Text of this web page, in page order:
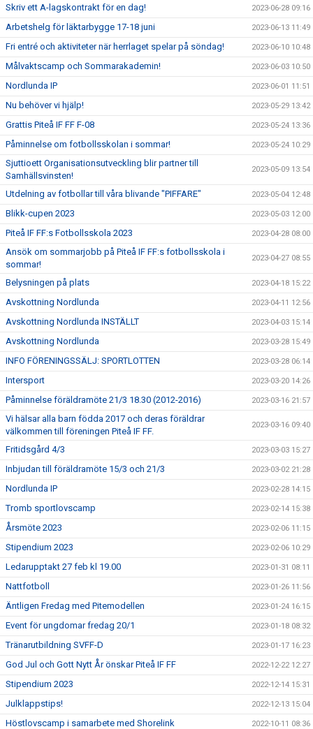
Skriv ett A-lagskontrakt för en dag! 2023-06-28 09:16
Arbetshelg för läktarbygge 17-18 juni 2023-06-13 11:49
Fri entré och aktiviteter när herrlaget spelar på söndag! 2023-06-10 10:48
Målvaktscamp och Sommarakademin! 2023-06-03 10:50
Nordlunda IP 2023-06-01 11:51
Nu behöver vi hjälp! 2023-05-29 13:42
Grattis Piteå IF FF F-08 2023-05-24 13:36
Påminnelse om fotbollsskolan i sommar! 2023-05-24 10:29
Sjuttioett Organisationsutveckling blir partner till
Samhällsvinsten!
2023-05-09 13:54
Utdelning av fotbollar till våra blivande "PIFFARE" 2023-05-04 12:48
Blikk-cupen 2023 2023-05-03 12:00
Piteå IF FF:s Fotbollsskola 2023 2023-04-28 08:00
Ansök om sommarjobb på Piteå IF FF:s fotbollsskola i
sommar!
2023-04-27 08:55
Belysningen på plats 2023-04-18 15:22
Avskottning Nordlunda 2023-04-11 12:56
Avskottning Nordlunda INSTÄLLT 2023-04-03 15:14
Avskottning Nordlunda 2023-03-28 15:49
INFO FÖRENINGSSÄLJ: SPORTLOTTEN 2023-03-28 06:14
Intersport 2023-03-20 14:26
Påminnelse föräldramöte 21/3 18.30 (2012-2016) 2023-03-16 21:57
Vi hälsar alla barn födda 2017 och deras föräldrar
välkommen till föreningen Piteå IF FF.
2023-03-16 09:40
Fritidsgård 4/3 2023-03-03 15:27
Inbjudan till föräldramöte 15/3 och 21/3 2023-03-02 21:28
Nordlunda IP 2023-02-28 14:15
Tromb sportlovscamp 2023-02-14 15:38
Årsmöte 2023 2023-02-06 11:15
Stipendium 2023 2023-02-06 10:29
Ledarupptakt 27 feb kl 19.00 2023-01-31 08:11
Nattfotboll 2023-01-26 11:56
Äntligen Fredag med Pitemodellen 2023-01-24 16:15
Event för ungdomar fredag 20/1 2023-01-18 08:32
Tränarutbildning SVFF-D 2023-01-17 16:23
God Jul och Gott Nytt År önskar Piteå IF FF 2022-12-22 12:27
Stipendium 2023 2022-12-14 15:31
Julklappstips! 2022-12-13 15:04
Höstlovscamp i samarbete med Shorelink 2022-10-11 08:36